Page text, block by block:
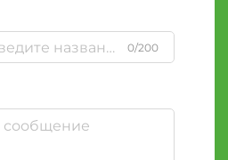
0/200